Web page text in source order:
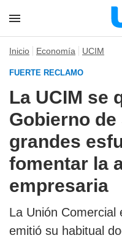
Inicio Economía UCIM
FUERTE RECLAMO
La UCIM se
Gobierno
grandes
fomentar la
empresaria
La Unión Comercial
emitió su habitual